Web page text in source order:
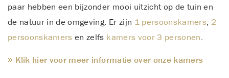
paar hebben een bijzonder mooi uitzicht op de tuin en
de natuur in de omgeving. Er zijn 1 persoonskamers, 2
persoonskamers en zelfs kamers voor 3 personen.
Klik hier voor meer informatie over onze kamers